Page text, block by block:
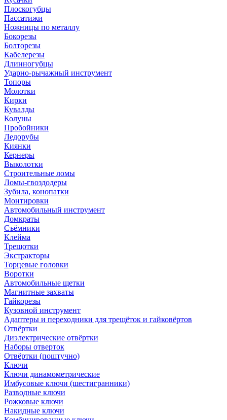
Плоскогубцы
Пассатижи
Ножницы по металлу
Бокорезы
Болторезы
Кабелерезы
Длинногубцы
Ударно-рычажный инструмент
Топоры
Молотки
Кирки
Кувалды
Колуны
Пробойники
Ледорубы
Киянки
Кернеры
Выколотки
Строительные ломы
Ломы-гвоздодеры
Зубила, конопатки
Монтировки
Автомобильный инструмент
Домкраты
Съёмники
Клейма
Трещотки
Экстракторы
Торцевые головки
Воротки
Автомобильные щетки
Магнитные захваты
Гайкорезы
Кузовной инструмент
Адаптеры и переходники для трещёток и гайковёртов
Отвёртки
Диэлектрические отвёртки
Наборы отверток
Отвёртки (поштучно)
Ключи
Ключи динамометрические
Имбусовые ключи (шестигранники)
Разводные ключи
Рожковые ключи
Накидные ключи